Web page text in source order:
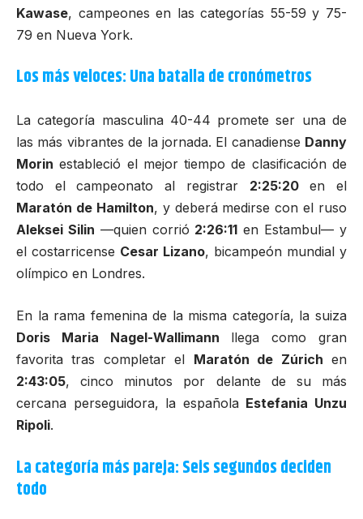
Kawase, campeones en las categorías 55-59 y 75-
79 en Nueva York.
Los más veloces: Una batalla de cronómetros
La categoría masculina 40-44 promete ser una de
las más vibrantes de la jornada. El canadiense Danny
Morin estableció el mejor tiempo de clasificación de
todo el campeonato al registrar 2:25:20en el
Maratón de Hamilton, y deberá medirse con el ruso
Aleksei Silin —quien corrió 2:26:11 en Estambul— y
el costarricense Cesar Lizano, bicampeón mundial y
olímpico en Londres.
En la rama femenina de la misma categoría, la suiza
Doris Maria Nagel-Wallimann llega como gran
favorita tras completar el Maratón de Zúrich en
2:43:05, cinco minutos por delante de su más
cercana perseguidora, la española Estefania Unzu
Ripoli.
La categoría más pareja: Seis segundos deciden
todo